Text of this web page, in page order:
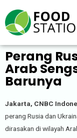
Perang
Arab
Barunya
Jakarta, CNBC
perang Rusia dan
dirasakan di wilayah